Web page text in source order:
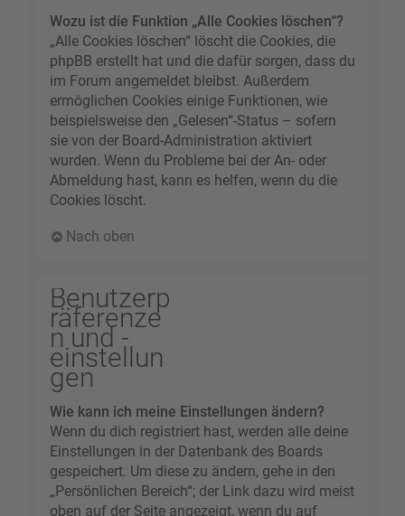
Wozu ist die Funktion „Alle Cookies löschen“?
„Alle Cookies löschen“ löscht die Cookies, die
phpBB erstellt hat und die dafür sorgen, dass du
im Forum angemeldet bleibst. Außerdem
ermöglichen Cookies einige Funktionen, wie
beispielsweise den „Gelesen“-Status – sofern
sie von der Board-Administration aktiviert
wurden. Wenn du Probleme bei der An- oder
Abmeldung hast, kann es helfen, wenn du die
Cookies löscht.
Nach oben
Benutzerp
räferenze
n und -
einstellun
gen
Wie kann ich meine Einstellungen ändern?
Wenn du dich registriert hast, werden alle deine
Einstellungen in der Datenbank des Boards
gespeichert. Um diese zu ändern, gehe in den
„Persönlichen Bereich“; der Link dazu wird meist
oben auf der Seite angezeigt, wenn du auf